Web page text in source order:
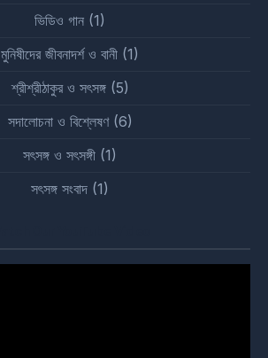
ভিডিও গান (1)
মুনিষীদের জীবনাদর্শ ও বানী (1)
শ্রীশ্রীঠাকুর ও সৎসঙ্গ(5)
সদালোচনা ও বিশ্লেষণ(6)
সৎসঙ্গ ও সৎসঙ্গী (1)
সৎসঙ্গ সংবাদ (1)